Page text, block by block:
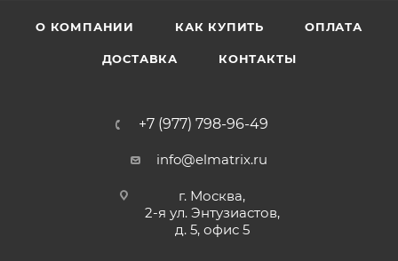
О КОМПАНИИ КАК КУПИТЬ ОПЛАТА
ДОСТАВКА КОНТАКТЫ
+7 (977) 798-96-49
info@elmatrix.ru
г. Москва,
2-я ул. Энтузиастов,
д. 5, офис 5